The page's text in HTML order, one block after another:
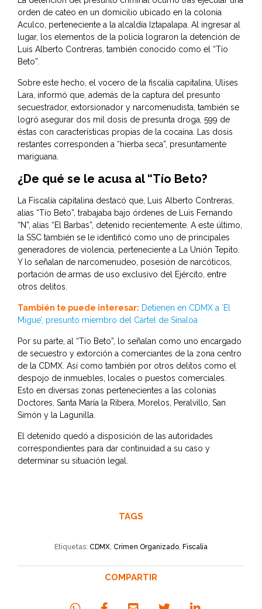
orden de cateo en un domicilio ubicado en la colonia
Aculco, perteneciente a la alcaldía Iztapalapa. Al ingresar al
lugar, los elementos de la policía lograron la detención de
Luis Alberto Contreras, también conocido como el “Tío
Beto”.
Sobre este hecho, el vocero de la fiscalía capitalina, Ulises
Lara, informó que, además de la captura del presunto
secuestrador, extorsionador y narcomenudista, también se
logró asegurar dos mil dosis de presunta droga, 599 de
éstas con características propias de la cocaína. Las dosis
restantes corresponden a “hierba seca”, presuntamente
mariguana.
¿De qué se le acusa al “Tío Beto?
La Fiscalía capitalina destacó que, Luis Alberto Contreras,
alias “Tío Beto”, trabajaba bajo órdenes de Luis Fernando
“N”, alias “El Barbas”, detenido recientemente. A este último,
la SSC también se le identificó como uno de principales
generadores de violencia, perteneciente a La Unión Tepito.
Y lo señalan de narcomenudeo, posesión de narcóticos,
portación de armas de uso exclusivo del Ejército, entre
otros delitos.
También te puede interesar: Detienen en CDMX a ‘El
Migue’, presunto miembro del Cártel de Sinaloa
Por su parte, al “Tío Beto”, lo señalan como uno encargado
de secuestro y extorción a comerciantes de la zona centro
de la CDMX. Así como también por otros delitos como el
despojo de inmuebles, locales o puestos comerciales.
Esto en diversas zonas pertenecientes a las colonias
Doctores, Santa María la Ribera, Morelos, Peralvillo, San
Simón y la Lagunilla.
El detenido quedó a disposición de las autoridades
correspondientes para dar continuidad a su caso y
determinar su situación legal.
TAGS
Etiquetas: CDMX, Crimen Organizado, Fiscalía
COMPARTIR